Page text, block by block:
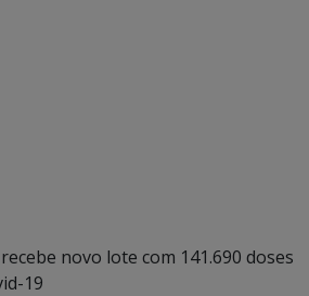
novo lote com 141.690 doses
19